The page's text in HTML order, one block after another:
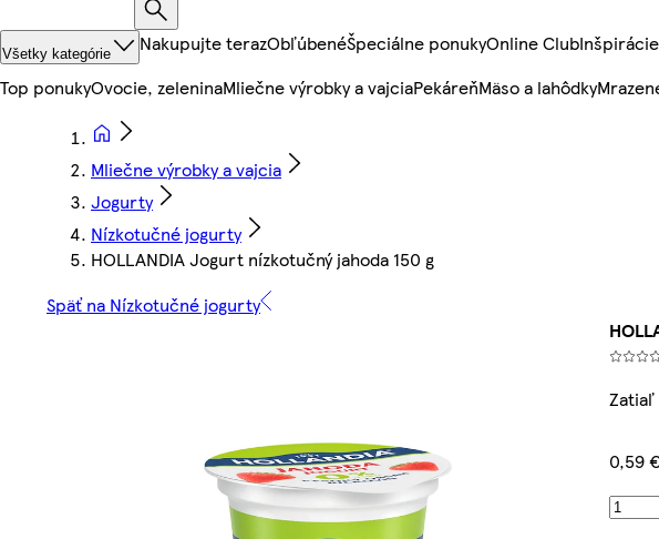
Všetky kategórie Nakupujte terazObľúbenéŠpeciálne ponukyOnline ClubInšpirácie
Top ponukyOvocie, zeleninaMliečne výrobky a vajciaPekáreňMäso a lahôdky
Mliečne výrobky a vajcia
Jogurty
Nízkotučné jogurty
HOLLANDIA Jogurt nízkotučný jahoda 150 g
Späť na Nízkotučné jogurty
Zatiaľ
0,59 €